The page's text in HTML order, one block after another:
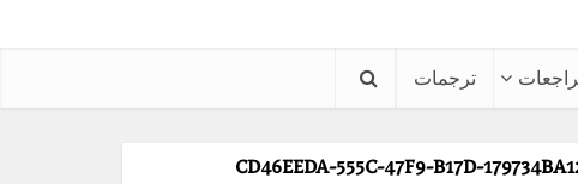
ترجمات
CD46EEDA-555C-47F9-B17D-